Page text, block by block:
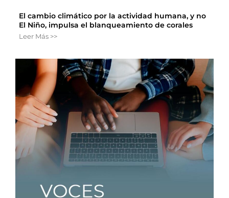
El cambio climático por la actividad humana, y no
El Niño, impulsa el blanqueamiento de corales
Leer Más >>